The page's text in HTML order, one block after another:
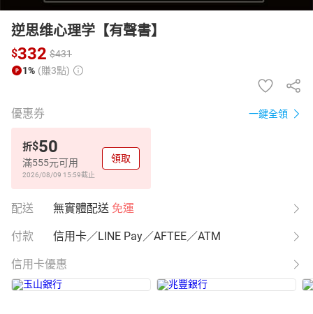
逆思维心理学【有聲書】
$332 $431
1% (賺3點)
優惠券 一鍵全領
折$50
滿555元可用
2026/08/09 15:59截止
領取
配送 無實體配送 免運
付款 信用卡／LINE Pay／AFTEE／ATM
信用卡優惠